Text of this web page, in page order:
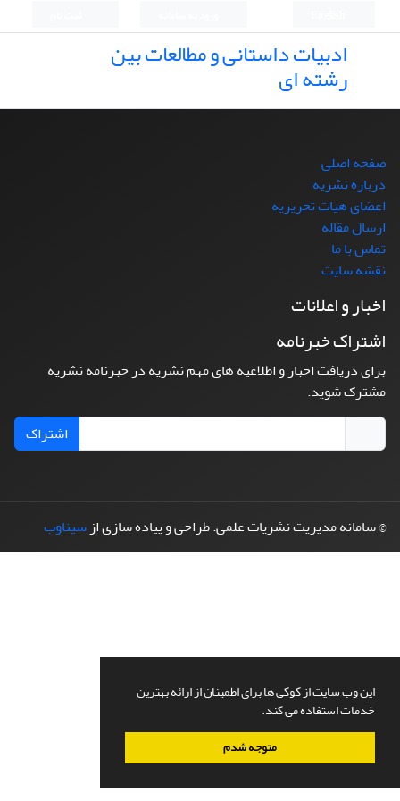
این وب سایت از کوکی ها برای اطمینان از ارائه بهترین
خدمات استفاده می کند.
متوجه شدم
ادبیات داستانی و مطالعات بین
رشته ای
صفحه اصلی
درباره نشریه
اعضای هیات تحریریه
ارسال مقاله
تماس با ما
نقشه سایت
اخبار و اعلانات
اشتراک خبرنامه
برای دریافت اخبار و اطلاعیه های مهم نشریه در خبرنامه نشریه
مشترک شوید.
اشتراک
© سامانه مدیریت نشریات علمی.طراحی و پیاده سازی ازسیناوب